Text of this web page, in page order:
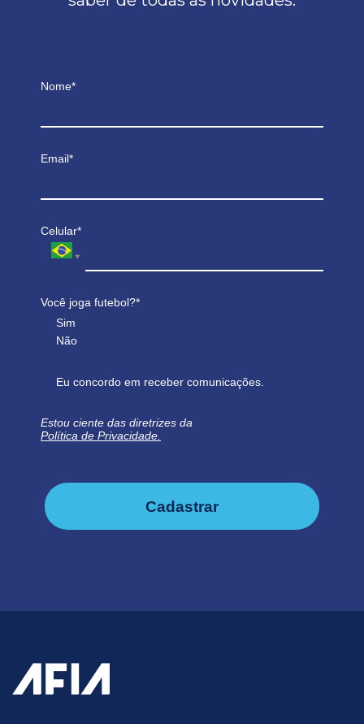
Nome*
Email*
Celular*
Você joga futebol?*
Sim
Não
Eu concordo em receber comunicações.
Estou ciente das diretrizes da
Política de Privacidade.
Cadastrar